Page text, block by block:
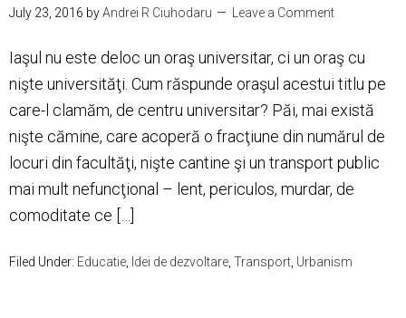
July 23, 2016 byAndrei R Ciuhodaru Leave a Comment
Iaşul nu este deloc un oraş universitar, ci un oraş cu
nişte universităţi. Cum răspunde oraşul acestui titlu pe
care-l clamăm, de centru universitar? Păi, mai există
nişte cămine, care acoperă o fracţiune din numărul de
locuri din facultăţi, nişte cantine şi un transport public
mai mult nefuncţional – lent, periculos, murdar, de
comoditate ce […]
Filed Under: Educatie Idei de dezvoltare Transport Urbanism